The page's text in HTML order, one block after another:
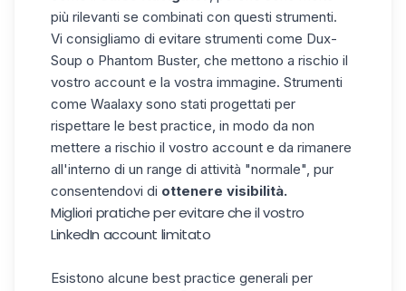
più rilevanti se combinati con questi strumenti.
Vi consigliamo di evitare strumenti come Dux-
Soup o Phantom Buster, che mettono a rischio il
vostro account e la vostra immagine. Strumenti
come Waalaxy sono stati progettati per
rispettare le best practice, in modo da non
mettere a rischio il vostro account e da rimanere
all'interno di un range di attività "normale", pur
consentendovi di ottenere visibilità.
Migliori pratiche per evitare che il vostro
LinkedIn account limitato
Esistono alcune best practice generali per